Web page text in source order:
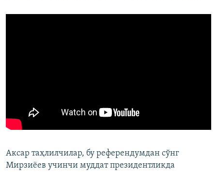
Аксар таҳлилчилар, бу референдумдан сўнг
Мирзиёев учинчи муддат президентликда